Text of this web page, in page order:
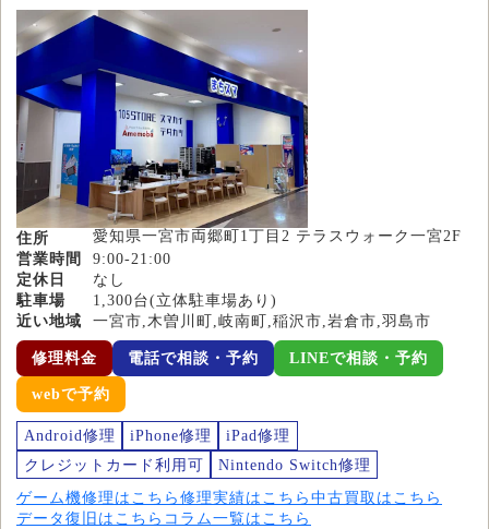
住所
愛知県一宮市両郷町1丁目2 テラスウォーク一宮2F
営業時間
9:00-21:00
定休日
なし
駐車場
1,300台(立体駐車場あり)
近い地域
一宮市,木曽川町,岐南町,稲沢市,岩倉市,羽島市
修理料金 電話で相談・予約 LINEで相談・予約
webで予約
Android修理 iPhone修理
iPad修理
クレジットカード利用可
Nintendo Switch修理
ゲーム機修理はこちら 修理実績はこちら 中古買取はこちら
データ復旧はこちら コラム一覧はこちら